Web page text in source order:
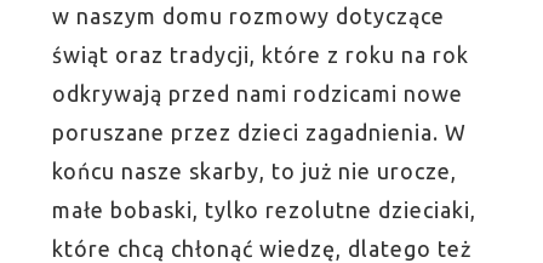
w naszym domu rozmowy dotyczące
świąt oraz tradycji, które z roku na rok
odkrywają przed nami rodzicami nowe
poruszane przez dzieci zagadnienia. W
końcu nasze skarby, to już nie urocze,
małe bobaski, tylko rezolutne dzieciaki,
które chcą chłonąć wiedzę, dlatego też